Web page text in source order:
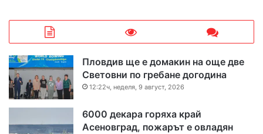
Пловдив ще е домакин на още две
Световни по гребане догодина
12:22ч, неделя, 9 август, 2026
6000 декара горяха край
Асеновград, пожарът е овладян